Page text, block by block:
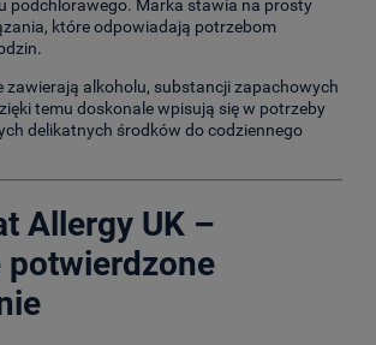
podchlorawego. Marka stawia na prosty
które odpowiadają potrzebom
zawierają alkoholu, substancji zapachowych
temu doskonale wpisują się w potrzeby
delikatnych środków do codziennego
Allergy UK –
potwierdzone